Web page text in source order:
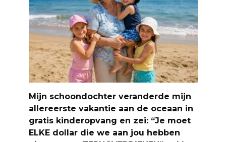
Mijn schoondochter veranderde mijn
allereerste vakantie aan de oceaan in
gratis kinderopvang en zei: “Je moet
ELKE dollar die we aan jou hebben